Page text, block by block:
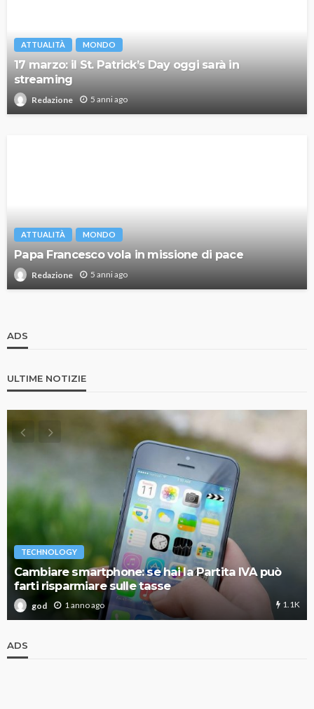
ATTUALITÀ MONDO
17 marzo: il St. Patrick’s Day oggi sarà in
streaming
Redazione 5 anni ago
ATTUALITÀ MONDO
Papa Francesco vola in missione di pace
Redazione 5 anni ago
ADS
ULTIME NOTIZIE
TECHNOLOGY
Cambiare smartphone: se hai la Partita IVA può
farti risparmiare sulle tasse
god 1 anno ago 1.1K
ADS